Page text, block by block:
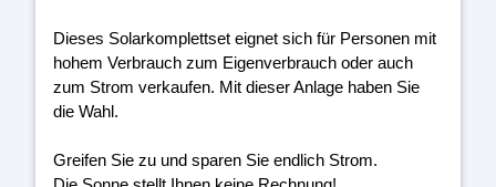
Dieses Solarkomplettset eignet sich für Personen mit
hohem Verbrauch zum Eigenverbrauch oder auch
zum Strom verkaufen. Mit dieser Anlage haben Sie
die Wahl.
Greifen Sie zu und sparen Sie endlich Strom.